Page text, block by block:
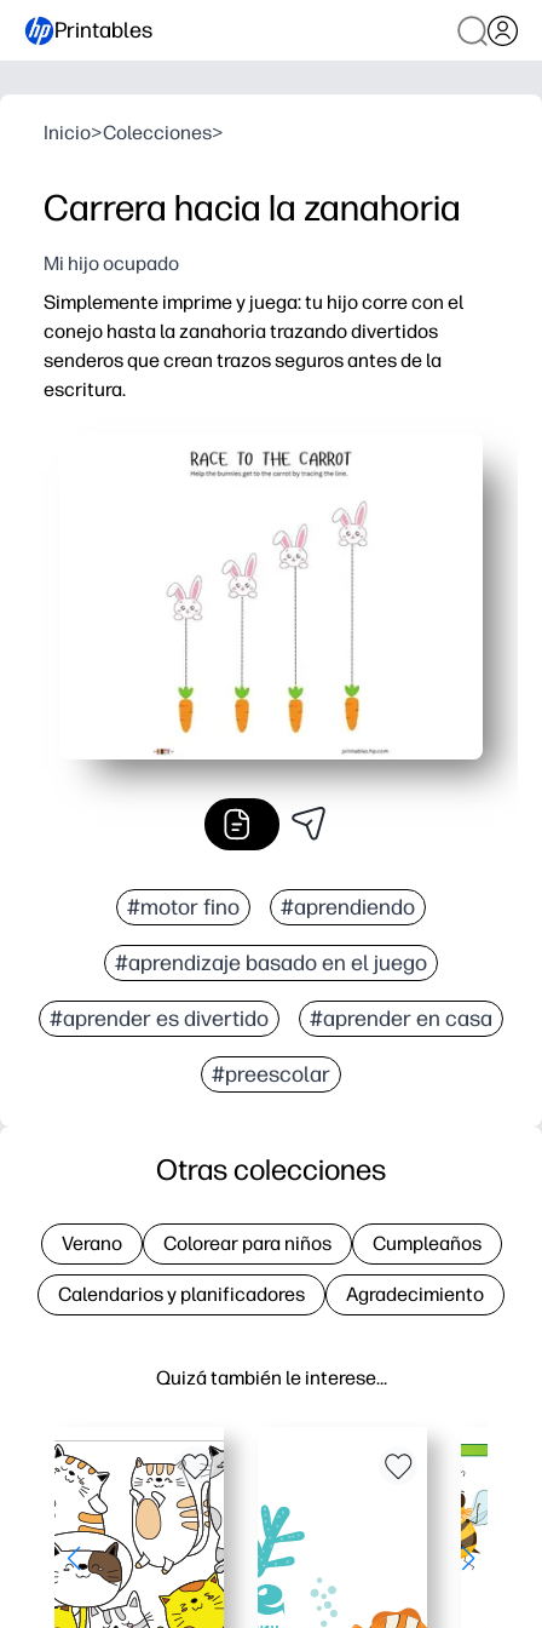
Printables
Inicio>Colecciones>
Carrera hacia la zanahoria
Mi hijo ocupado
Simplemente imprime y juega: tu hijo corre con el
conejo hasta la zanahoria trazando divertidos
senderos que crean trazos seguros antes de la
escritura.
Sin preparación: imprimes, colocas un protector de
Un tema atractivo convierte la motricidad fina en un
Desarrolla el control del lápiz, la coordinación mano-
Flexible para el hogar, los centros o la terapia: usa
#motor fino #aprendiendo
#aprendizaje basado en el juego
#aprender es divertido #aprender en casa
#preescolar
Quizá también le interese…
Otras colecciones
Verano Colorear para niños Cumpleaños
Calendarios y planificadores Agradecimiento